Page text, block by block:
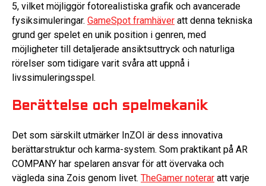
5, vilket möjliggör fotorealistiska grafik och avancerade
fysiksimuleringar. GameSpot framhäver att denna tekniska
grund ger spelet en unik position i genren, med
möjligheter till detaljerade ansiktsuttryck och naturliga
rörelser som tidigare varit svåra att uppnå i
livssimuleringsspel.
Berättelse och spelmekanik
Det som särskilt utmärker InZOI är dess innovativa
berättarstruktur och karma-system. Som praktikant på AR
COMPANY har spelaren ansvar för att övervaka och
vägleda sina Zois genom livet. TheGamer noterar att varje